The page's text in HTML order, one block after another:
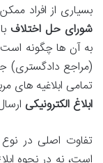
بسیاری از افراد
شورای حل اختلاف با
به آن ها چگونه است.
(مراجع دادگستری)
تمامی ابلاغیه های
ابلاغ الکترونیکی
تفاوت اصلی در